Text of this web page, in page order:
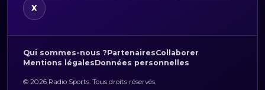
X
Qui sommes-nous ?PartenairesCollaborer
Mentions légalesDonnées personnelles
© 2026 Radio Sports. Tous droits réservés.